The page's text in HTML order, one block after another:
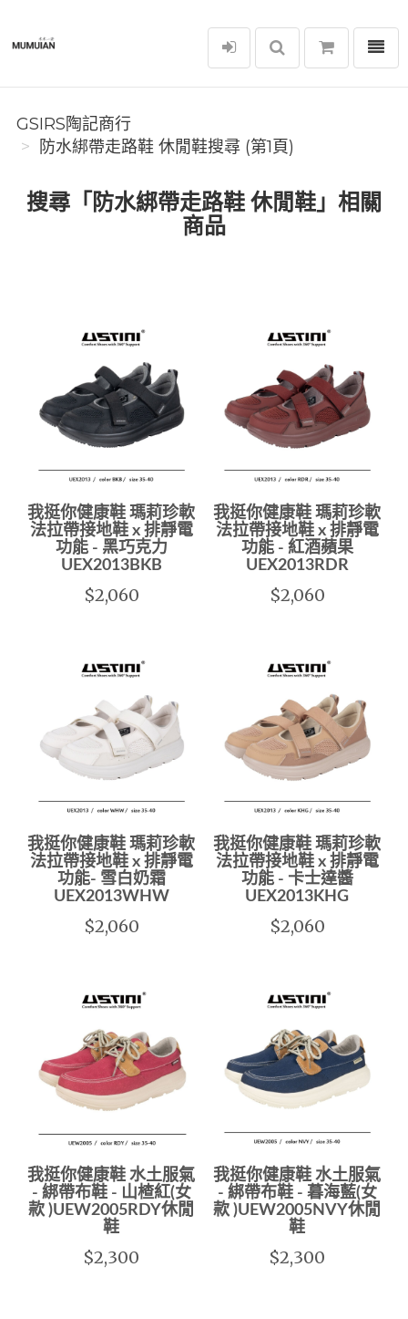
GSIRS陶記商行
選單
GSIRS陶記商行
防水綁帶走路鞋 休閒鞋搜尋 (第1頁)
搜尋「防水綁帶走路鞋 休閒鞋」相關
商品
我挺你健康鞋 瑪莉珍軟
法拉帶接地鞋 x 排靜電
功能 - 黑巧克力
UEX2013BKB
$2,060
我挺你健康鞋 瑪莉珍軟
法拉帶接地鞋 x 排靜電
功能 - 紅酒蘋果
UEX2013RDR
$2,060
我挺你健康鞋 瑪莉珍軟
法拉帶接地鞋 x 排靜電
功能- 雪白奶霜
UEX2013WHW
$2,060
我挺你健康鞋 瑪莉珍軟
法拉帶接地鞋 x 排靜電
功能 - 卡士達醬
UEX2013KHG
$2,060
我挺你健康鞋 水土服氣
- 綁帶布鞋 - 山楂紅(女
款 )UEW2005RDY休閒
鞋
$2,300
我挺你健康鞋 水土服氣
- 綁帶布鞋 - 暮海藍(女
款 )UEW2005NVY休閒
鞋
$2,300